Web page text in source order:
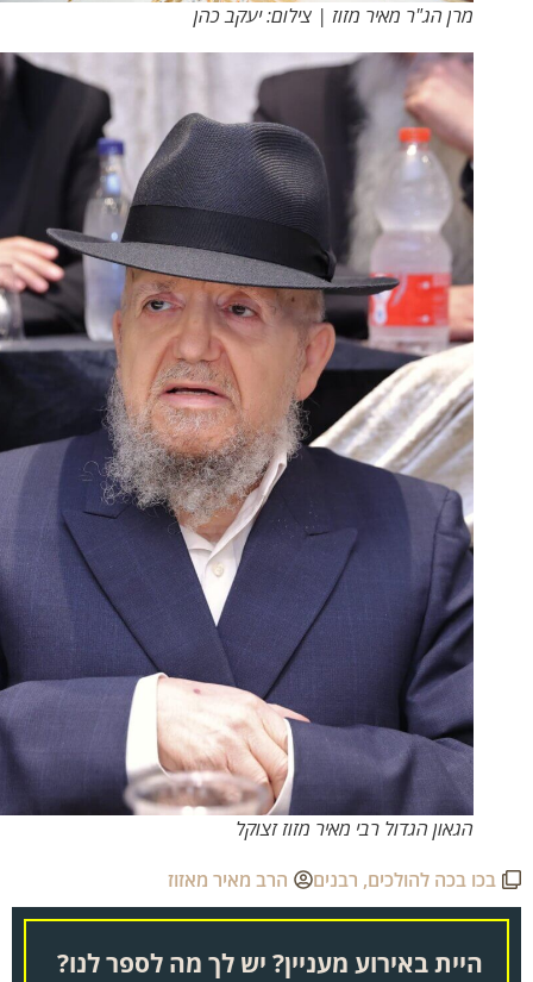
מרן הג"ר מאיר מזוז | צילום: יעקב כהן
הגאון הגדול רבי מאיר מזוז זצוקל
בכו בכה להולכים,רבנים הרב מאיר מאזוז
היית באירוע מעניין? יש לך מה לספר לנו?